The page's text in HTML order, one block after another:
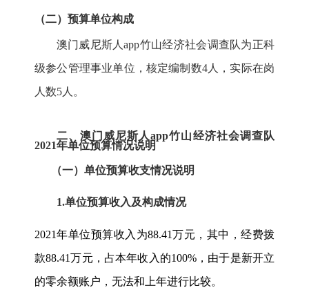
（二）预算单位构成
澳门威尼斯人app竹山经济社会调查队为正科
级参公管理事业单位，核定编制数4人，实际在岗
人数5 人。
二、澳门威尼斯人app竹山经济社会调查队
2021年单位预算情况说明
（一） 单位预算收支情况说明
1.单位预算收入及构成情况
2021年单位预算收入为88.41万元，其中，经费拨
款88.41万元，占本年收入的100%，由于是新开立
的零余额账户，无法和上年进行比较。